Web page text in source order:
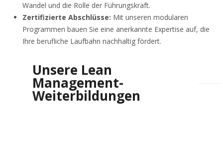
Wandel und die Rolle der Führungskraft.
Zertifizierte Abschlüsse: Mit unseren modularen
Programmen bauen Sie eine anerkannte Expertise auf, die
Ihre berufliche Laufbahn nachhaltig fördert.
Unsere Lean
Management-
Weiterbildungen